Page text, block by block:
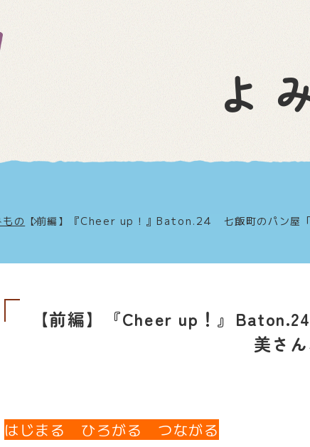
よ
の 【前編】『Cheer up！』Baton.24 七飯町のパン屋
【前編】『Cheer up！』
美さ
はじまる ひろがる つながる